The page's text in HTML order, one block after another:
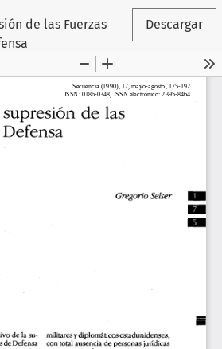
del artículo
de las Fuerzas
Descargar